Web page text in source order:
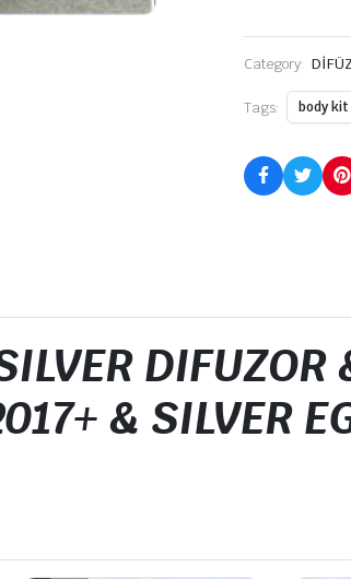
Category:
Tags: body kit
DIFUZOR
& SILVER